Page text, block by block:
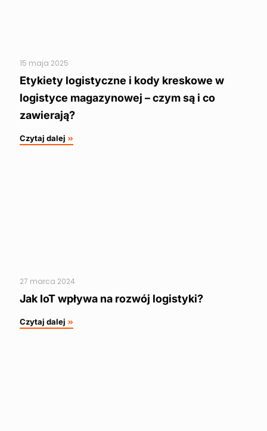
15 maja 2025
Etykiety logistyczne i kody kreskowe w
logistyce magazynowej – czym są i co
zawierają?
Czytaj dalej
27 marca 2024
Jak IoT wpływa na rozwój logistyki?
Czytaj dalej